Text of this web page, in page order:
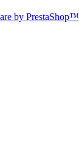
by PrestaShop™